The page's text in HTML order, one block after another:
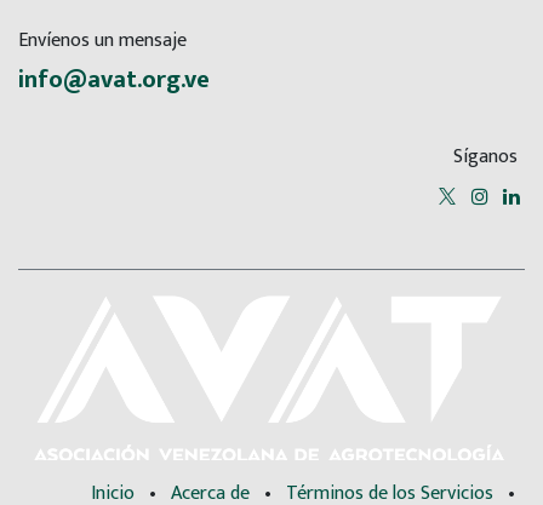
Envíenos un mensaje
info@avat.org.ve
Síganos
Inicio • Acerca de • Términos de los Servicios •